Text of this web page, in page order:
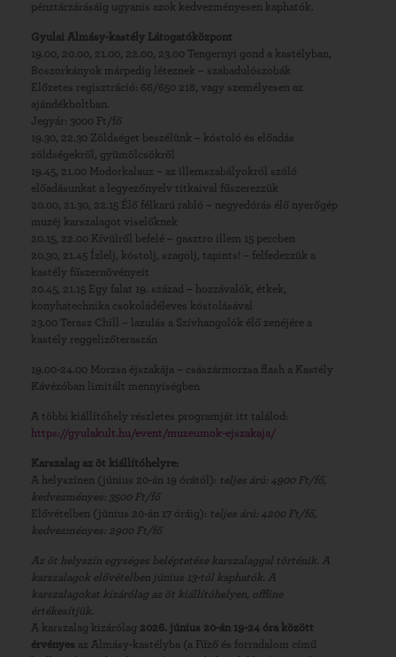
pénztárzárásáig ugyanis azok kedvezményesen kaphatók.
Gyulai Almásy-kastély Látogatóközpont
19.00, 20.00, 21.00, 22.00, 23.00 Tengernyi gond a kastélyban,
Boszorkányok márpedig léteznek – szabadulószobák
Előzetes regisztráció: 66/650 218, vagy személyesen az
ajándékboltban.
Jegyár: 3000 Ft/fő
19.30, 22.30 Zöldséget beszélünk – kóstoló és előadás
zöldségekről, gyümölcsökről
19.45, 21.00 Modorkalauz – az illemszabályokról szóló
előadásunkat a legyezőnyelv titkaival fűszerezzük
20.00, 21.30, 22.15 Élő félkarú rabló – negyedórás élő nyerőgép
muzéj karszalagot viselőknek
20.15, 22.00 Kívülről befelé – gasztro illem 15 percben
20.30, 21.45 Ízlelj, kóstolj, szagolj, tapints! – felfedezzük a
kastély fűszernövényeit
20.45, 21.15 Egy falat 19. század – hozzávalók, étkek,
konyhatechnika csokoládéleves kóstolásával
23.00 Terasz Chill – lazulás a Szívhangolók élő zenéjére a
kastély reggelizőteraszán
19.00-24.00 Morzsa éjszakája – császármorzsa flash a Kastély
Kávézóban limitált mennyiségben
A többi kiállítóhely részletes programját itt találod:
https://gyulakult.hu/event/muzeumok-ejszakaja/
Karszalag az öt kiállítóhelyre:
A helyszínen (június 20-án 19 órától): teljes árú: 4900 Ft/fő,
kedvezményes: 3500 Ft/fő
Elővételben (június 20-án 17 óráig): teljes árú: 4200 Ft/fő,
kedvezményes: 2900 Ft/fő
Az öt helyszín egységes beléptetése karszalaggal történik. A
karszalagok elővételben június 13-tól kaphatók. A
karszalagokat kizárólag az öt kiállítóhelyen, offline
értékesítjük.
A karszalag kizárólag 2026. június 20-án 19-24 óra között
érvényes az Almásy-kastélyba (a Fűző és forradalom című